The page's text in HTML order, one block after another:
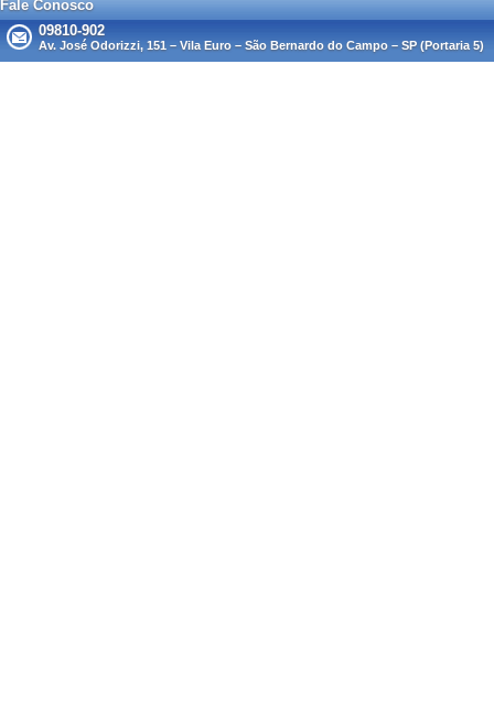
Fale Conosco
09810-902
Av. José Odorizzi, 151 – Vila Euro – São Bernardo do Campo – SP (Portaria 5)